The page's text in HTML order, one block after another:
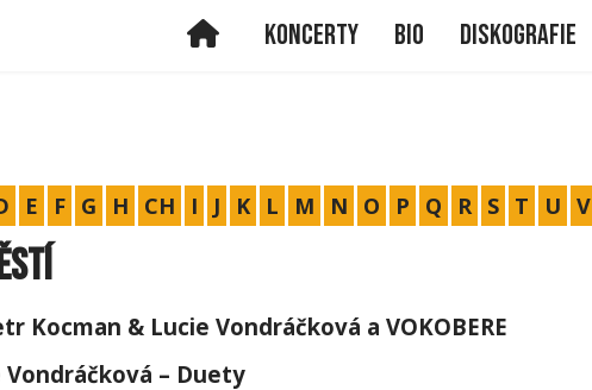
HomeKoncerty Bio Diskografie
E F G H CH I J K L M N O P Q R S T U V
Kocman & Lucie Vondráčková a VOKOBERE
– Duety